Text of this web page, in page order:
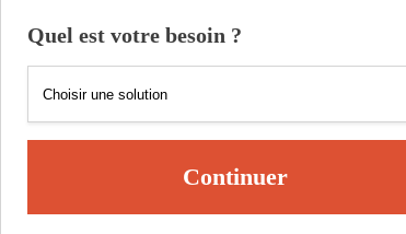
Quel est votre besoin ?
Continuer